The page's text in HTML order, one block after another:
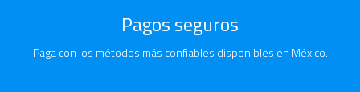
Pagos seguros
Paga con los métodos más confiables disponibles en México.